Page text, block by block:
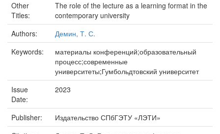
Other
Titles:
The role of the lecture as a learning format in the
contemporary university
Authors:
Демин, Т. С.
Keywords:
материалы конференций;образовательный
процесс;современные
университеты;Гумбольдтовский университет
Issue
Date:
2023
Publisher:
Издательство СПбГЭТУ «ЛЭТИ»